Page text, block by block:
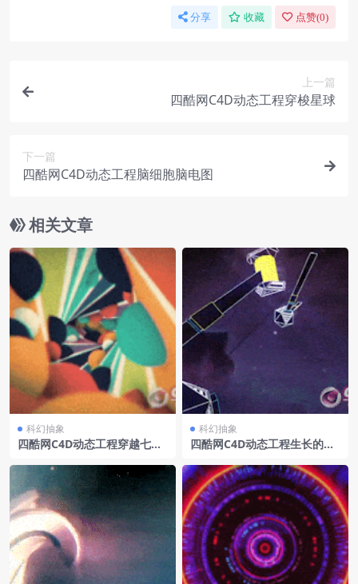
分享 收藏 点赞(0)
上一篇
四酷网C4D动态工程穿梭星球
下一篇
四酷网C4D动态工程脑细胞脑电图
相关文章
科幻抽象
四酷网C4D动态工程穿越七彩
科幻抽象
四酷网C4D动态工程生长的多